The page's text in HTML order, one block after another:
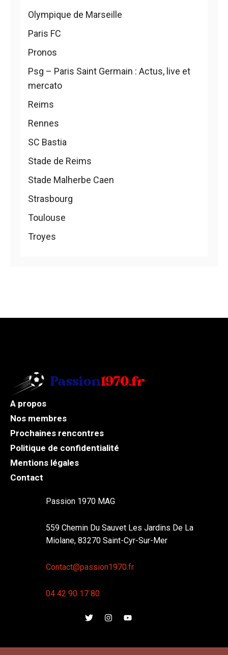
Olympique de Marseille
Paris FC
Pronos
Psg – Paris Saint Germain : Actus, live et
mercato
Reims
Rennes
SC Bastia
Stade de Reims
Stade Malherbe Caen
Strasbourg
Toulouse
Troyes
A propos
Nos membres
Prochaines rencontres
Politique de confidentialité
Mentions légales
Contact
Passion 1970 MAG
559 Chemin Du Sauvet Les Jardins De La
Miolane, 83270 Saint-Cyr-Sur-Mer
Contact@passion1970.fr
04 42 90 17 80